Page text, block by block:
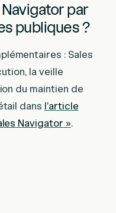
par
publiques ?
: Sales
la veille
du maintien de
dans l’article
Navigator ».